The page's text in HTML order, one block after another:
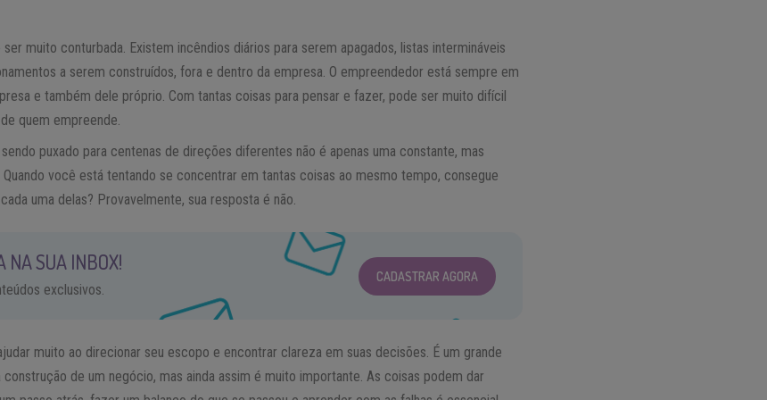
ser muito conturbada. Existem incêndios diários para serem apagados, listas intermináveis
a serem construídos, fora e dentro da empresa. O empreendedor está sempre em
e também dele próprio. Com tantas coisas para pensar e fazer, pode ser muito difícil
quem empreende.
puxado para centenas de direções diferentes não é apenas uma constante, mas
você está tentando se concentrar em tantas coisas ao mesmo tempo, consegue
uma delas? Provavelmente, sua resposta é não.
NA SUA INBOX!
exclusivos.
CADASTRAR AGORA
muito ao direcionar seu escopo e encontrar clareza em suas decisões. É um grande
de um negócio, mas ainda assim é muito importante. As coisas podem dar